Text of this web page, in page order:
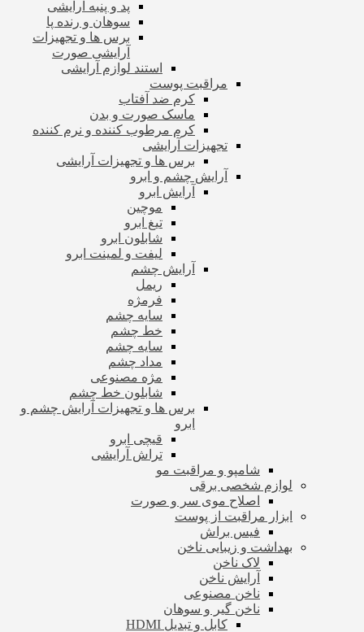
پد و پنبه آرایشی
سوهان و رنده پا
برس ها و تجهیزات
آرایشی صورت
استند لوازم آرایشی
مراقبت پوست
کرم ضد آفتاب
ماسک صورت و بدن
کرم مرطوب کننده و نرم کننده
تجهیزات آرایشی
برس ها و تجهیزات آرایشی
آرایش چشم و ابرو
آرایش ابرو
موچین
تیغ ابرو
شابلون ابرو
لیفت و لمینت ابرو
آرایش چشم
ریمل
فرمژه
سایه چشم
خط چشم
سایه چشم
مداد چشم
مژه مصنوعی
شابلون خط چشم
برس ها و تجهیزات آرایش چشم و
ابرو
قیچی ابرو
تراش آرایشی
شامپو و مراقبت مو
لوازم شخصی برقی
اصلاح موی سر و صورت
ابزار مراقبت از پوست
فیس براش
بهداشت و زیبایی ناخن
لاک ناخن
آرایش ناخن
ناخن مصنوعی
ناخن گیر و سوهان
کابل و تبدیل HDMI